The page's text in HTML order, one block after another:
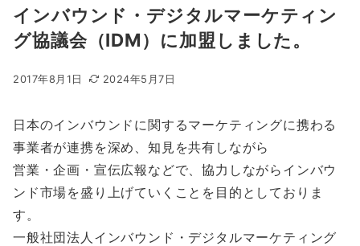
インバウンド・デジタルマーケティン
グ協議会（IDM）に加盟しました。
2017年8月1日 2024年5月7日
日本のインバウンドに関するマーケティングに携わる
事業者が連携を深め、知見を共有しながら
営業・企画・宣伝広報などで、協力しながらインバウ
ンド市場を盛り上げていくことを目的としておりま
す。
一般社団法人インバウンド・デジタルマーケティング